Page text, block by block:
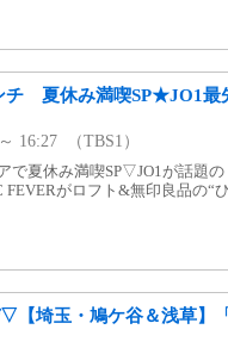
チ 夏休み満喫SP★JO1最
16:27 （TBS1）
で夏休み満喫SP▽JO1が話題
FEVERがロフト&無印良品の“
【埼玉・鳩ケ谷＆浅草】